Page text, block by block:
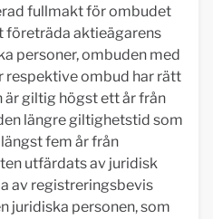
fullmakt för ombudet
företräda aktieägarens
personer, ombuden med
respektive ombud har rätt
giltig högst ett år från
längre giltighetstid som
fem år från
utfärdats av juridisk
av registreringsbevis
juridiska personen, som